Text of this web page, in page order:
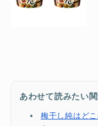
あわせて読みたい
梅干し純はど